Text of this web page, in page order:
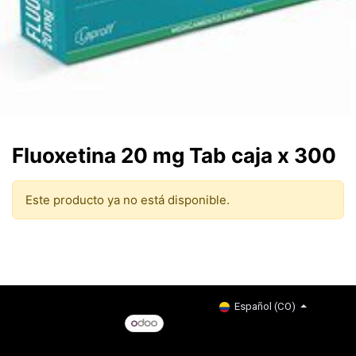
Fluoxetina 20 mg Tab caja x 300
Este producto ya no está disponible.
Español (CO)
Con tecnología de - El #1